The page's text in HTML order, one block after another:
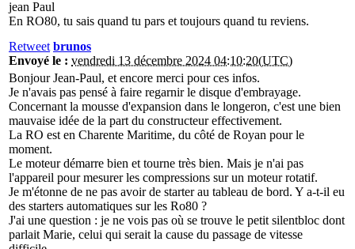
jean Paul
En RO80, tu sais quand tu pars et toujours quand tu reviens.
Retweet brunos
Envoyé le : vendredi 13 décembre 2024 04:10:20(UTC)
Bonjour Jean-Paul, et encore merci pour ces infos.
Je n'avais pas pensé à faire regarnir le disque d'embrayage.
Concernant la mousse d'expansion dans le longeron, c'est une bien
mauvaise idée de la part du constructeur effectivement.
La RO est en Charente Maritime, du côté de Royan pour le
moment.
Le moteur démarre bien et tourne très bien. Mais je n'ai pas
l'appareil pour mesurer les compressions sur un moteur rotatif.
Je m'étonne de ne pas avoir de starter au tableau de bord. Y a-t-il eu
des starters automatiques sur les Ro80 ?
J'ai une question : je ne vois pas où se trouve le petit silentbloc dont
parlait Marie, celui qui serait la cause du passage de vitesse